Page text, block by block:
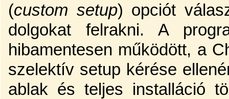
(custom setup) opciót
dolgokat felrakni. A
hibamentesen működött, a
szelektív setup kérése
ablak és teljes installáció